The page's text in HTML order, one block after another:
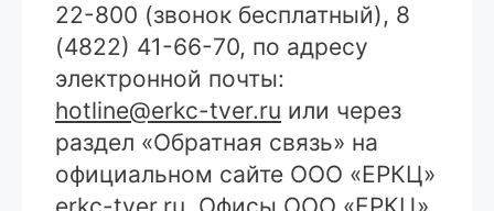
22-800 (звонок бесплатный), 8
(4822) 41-66-70, по адресу
электронной почты:
hotline@erkc-tver.ru или через
раздел «Обратная связь» на
официальном сайте ООО «ЕРКЦ»